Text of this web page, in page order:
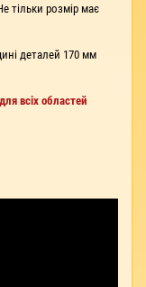
тільки розмір має
деталей 170 мм
всіх областей